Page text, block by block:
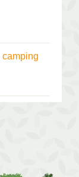
camping